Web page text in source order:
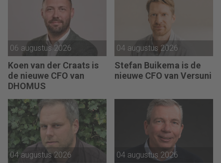
06 augustus 2026
Koen van der Craats is
de nieuwe CFO van
DHOMUS
04 augustus 2026
Stefan Buikema is de
nieuwe CFO van Versuni
04 augustus 2026 04 augustus 2026